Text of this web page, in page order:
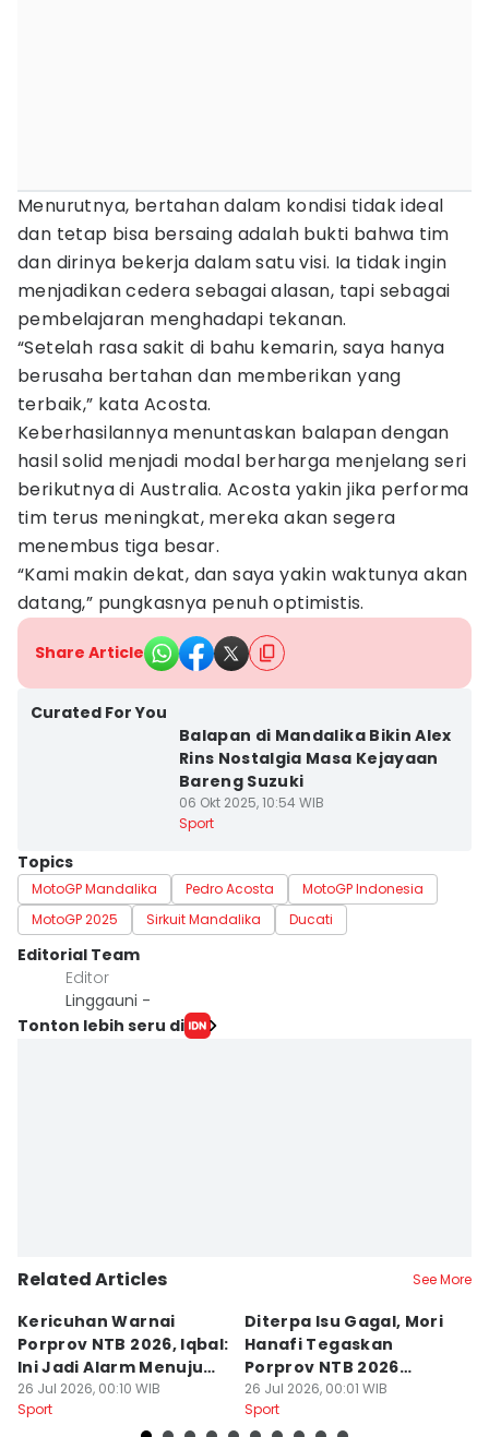
Menurutnya, bertahan dalam kondisi tidak ideal
dan tetap bisa bersaing adalah bukti bahwa tim
dan dirinya bekerja dalam satu visi. Ia tidak ingin
menjadikan cedera sebagai alasan, tapi sebagai
pembelajaran menghadapi tekanan.
“Setelah rasa sakit di bahu kemarin, saya hanya
berusaha bertahan dan memberikan yang
terbaik,” kata Acosta.
Keberhasilannya menuntaskan balapan dengan
hasil solid menjadi modal berharga menjelang seri
berikutnya di Australia. Acosta yakin jika performa
tim terus meningkat, mereka akan segera
menembus tiga besar.
“Kami makin dekat, dan saya yakin waktunya akan
datang,” pungkasnya penuh optimistis.
Share Article
Curated For You
Balapan di Mandalika Bikin Alex
Rins Nostalgia Masa Kejayaan
Bareng Suzuki
06 Okt 2025, 10:54 WIB
Sport
Topics
MotoGP Mandalika Pedro Acosta
MotoGP Indonesia
MotoGP 2025
Sirkuit Mandalika Ducati
Editorial Team
Editor
Linggauni -
Tonton lebih seru di
Related Articles See More
Kericuhan Warnai
Porprov NTB 2026, Iqbal:
Ini Jadi Alarm Menuju
PON 2028
26 Jul 2026, 00:10 WIB
Sport
Diterpa Isu Gagal, Mori
Hanafi Tegaskan
Porprov NTB 2026
Sukses Digelar
26 Jul 2026, 00:01 WIB
Sport